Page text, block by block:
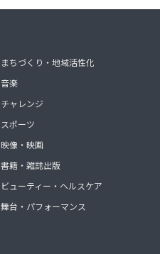
まちづくり・地域活性化
音楽
チャレンジ
スポーツ
映像・映画
書籍・雑誌出版
ビューティー・ヘルスケア
舞台・パフォーマンス